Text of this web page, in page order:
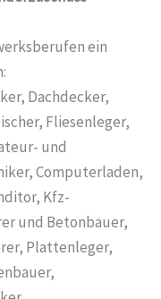
ein
Dachdecker,
Fliesenleger,
und
Computerladen,
Kfz-
und Betonbauer,
Plattenleger,